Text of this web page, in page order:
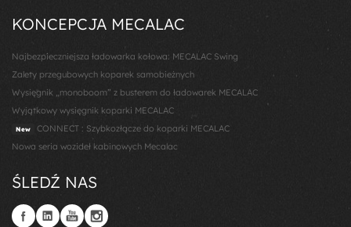
KONCEPCJA MECALAC
Najbezpieczniejsza ładowarka kołowa: MECALAC Swing
Zalety przegubowych koparek samobieżnych
Wysięgnik „monoboom” z busterem do ładowarek MECALAC
Wyjątkowy wysięgnik koparki MECALAC
New
CONNECT : Szybkozłącze do koparki MECALAC
Nowa seria wozideł kabinowych Mecalac
ŚLEDŹ NAS